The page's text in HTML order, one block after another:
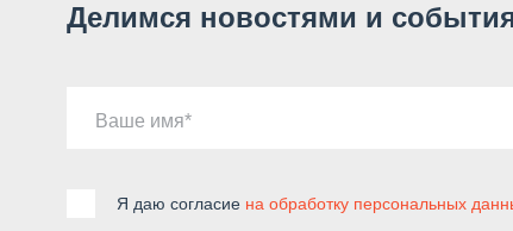
Делимся новостями и
Ваше имя
Я даю согласие на обработку персональных